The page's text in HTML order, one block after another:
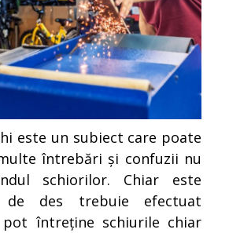
este un subiect care poate
întrebări și confuzii nu
schiorilor. Chiar este
de des trebuie efectuat
pot întreține schiurile chiar